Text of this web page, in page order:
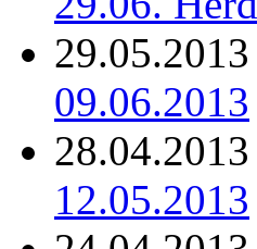
09.06.2013
12.05.2013